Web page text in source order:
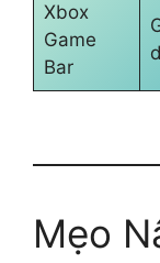
Xbox
Game
Bar
Mẹo